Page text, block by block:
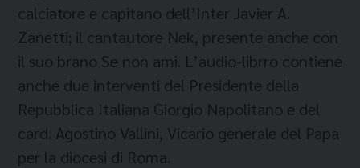
calciatore e capitano dell’Inter Javier A.
Zanetti; il cantautore Nek, presente anche con
il suo brano Se non ami. L’audio-librro contiene
anche due interventi del Presidente della
Repubblica Italiana Giorgio Napolitano e del
card. Agostino Vallini, Vicario generale del Papa
per la diocesi di Roma.